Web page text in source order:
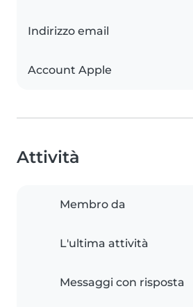
Indirizzo email
Account Apple
Attività
Membro da
L'ultima attività
Messaggi con risposta